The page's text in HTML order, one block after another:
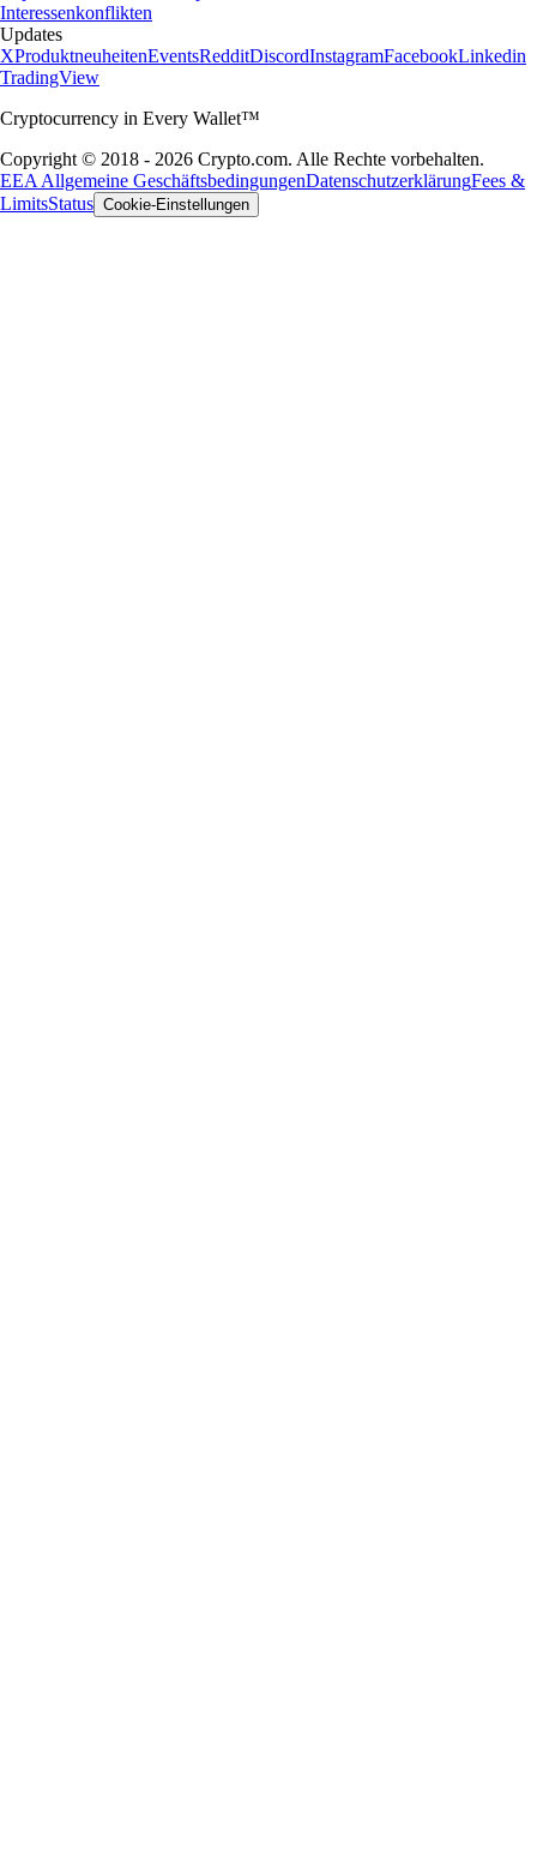
Interessenkonflikten
Updates
XProduktneuheitenEventsRedditDiscordInstagramFacebookLinkedin
TradingView
Cryptocurrency in Every Wallet™
Copyright © 2018 - 2026 Crypto.com. Alle Rechte vorbehalten.
EEA Allgemeine GeschäftsbedingungenDatenschutzerklärungFees &
LimitsStatus Cookie-Einstellungen